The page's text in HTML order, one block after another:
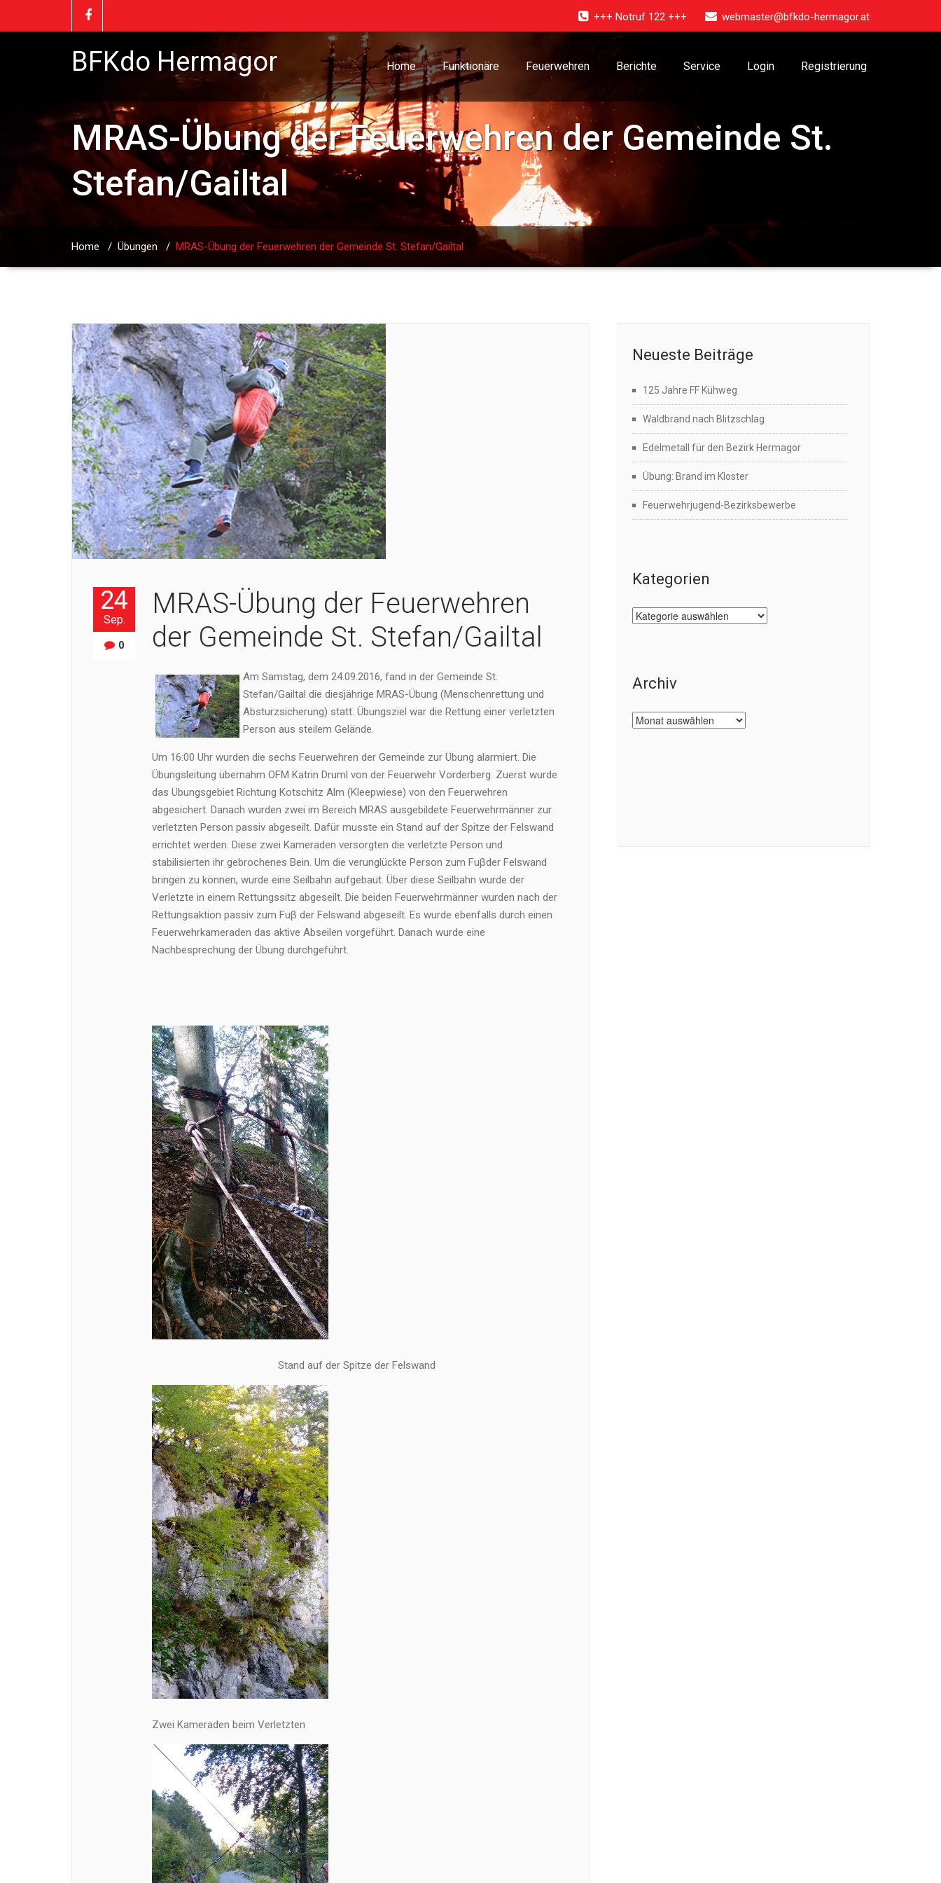
+++ Notruf 122 +++ webmaster@bfkdo-hermagor.at
BFKdo Hermagor Home Funktionäre Feuerwehren Berichte Service Login Registrierung
MRAS-Übung der Feuerwehren der Gemeinde St.
Stefan/Gailtal
Home / Übungen / MRAS-Übung der Feuerwehren der Gemeinde St. Stefan/Gailtal
24
Sep.
0
MRAS-Übung der Feuerwehren
der Gemeinde St. Stefan/Gailtal
Am Samstag, dem 24.09.2016, fand in der Gemeinde St.
Stefan/Gailtal die diesjährige MRAS-Übung (Menschenrettung und
Absturzsicherung) statt. Übungsziel war die Rettung einer verletzten
Person aus steilem Gelände.
Um 16:00 Uhr wurden die sechs Feuerwehren der Gemeinde zur Übung alarmiert. Die
Übungsleitung übernahm OFM Katrin Druml von der Feuerwehr Vorderberg. Zuerst wurde
das Übungsgebiet Richtung Kotschitz Alm (Kleepwiese) von den Feuerwehren
abgesichert. Danach wurden zwei im Bereich MRAS ausgebildete Feuerwehrmänner zur
verletzten Person passiv abgeseilt. Dafür musste ein Stand auf der Spitze der Felswand
errichtet werden. Diese zwei Kameraden versorgten die verletzte Person und
stabilisierten ihr gebrochenes Bein. Um die verunglückte Person zum Fuβder Felswand
bringen zu können, wurde eine Seilbahn aufgebaut. Über diese Seilbahn wurde der
Verletzte in einem Rettungssitz abgeseilt. Die beiden Feuerwehrmänner wurden nach der
Rettungsaktion passiv zum Fuβ der Felswand abgeseilt. Es wurde ebenfalls durch einen
Feuerwehrkameraden das aktive Abseilen vorgeführt. Danach wurde eine
Nachbesprechung der Übung durchgeführt.
Stand auf der Spitze der Felswand
Zwei Kameraden beim Verletzten
Neueste Beiträge
125 Jahre FF Kühweg
Waldbrand nach Blitzschlag
Edelmetall für den Bezirk Hermagor
Übung: Brand im Kloster
Feuerwehrjugend-Bezirksbewerbe
Kategorien
Kategorien
Archiv
Archiv